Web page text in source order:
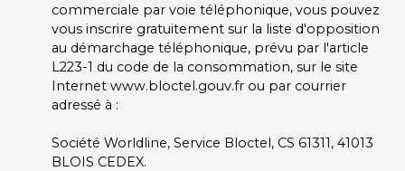
commerciale par voie téléphonique, vous pouvez
vous inscrire gratuitement sur la liste d'opposition
au démarchage téléphonique, prévu par l'article
L223-1 du code de la consommation, sur le site
Internet www.bloctel.gouv.fr ou par courrier
adressé à :
Société Worldline, Service Bloctel, CS 61311, 41013
BLOIS CEDEX.